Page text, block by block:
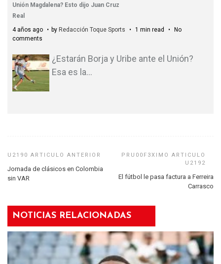
Unión Magdalena? Esto dijo Juan Cruz
Real
4 años ago
by Redacción Toque Sports 1 min read
No
comments
¿Estarán Borja y Uribe ante el Unión?
Esa es la…
Jornada de clásicos en Colombia
sin VAR
El fútbol le pasa factura a Ferreira
Carrasco
NOTICIAS RELACIONADAS